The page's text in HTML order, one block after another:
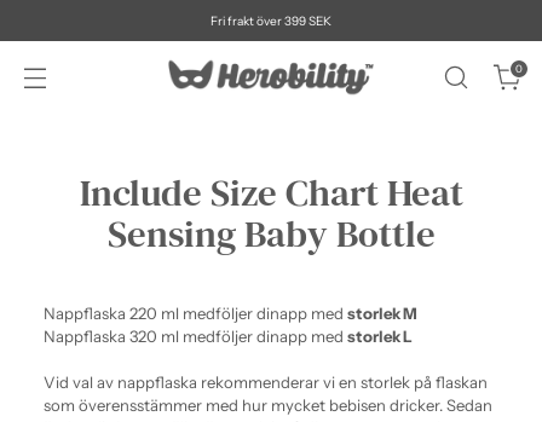
Fri frakt över 399 SEK
0
Include Size Chart Heat
Sensing Baby Bottle
Nappflaska 220 ml medföljer dinapp med storlek M
Nappflaska 320 ml medföljer dinapp med storlek L
Vid val av nappflaska rekommenderar vi en storlek på flaskan
som överensstämmer med hur mycket bebisen dricker. Sedan